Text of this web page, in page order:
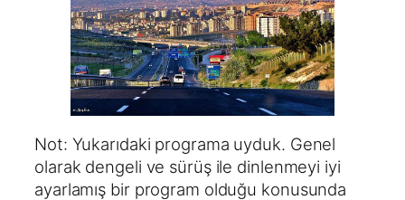
Not: Yukarıdaki programa uyduk. Genel
olarak dengeli ve sürüş ile dinlenmeyi iyi
ayarlamış bir program olduğu konusunda